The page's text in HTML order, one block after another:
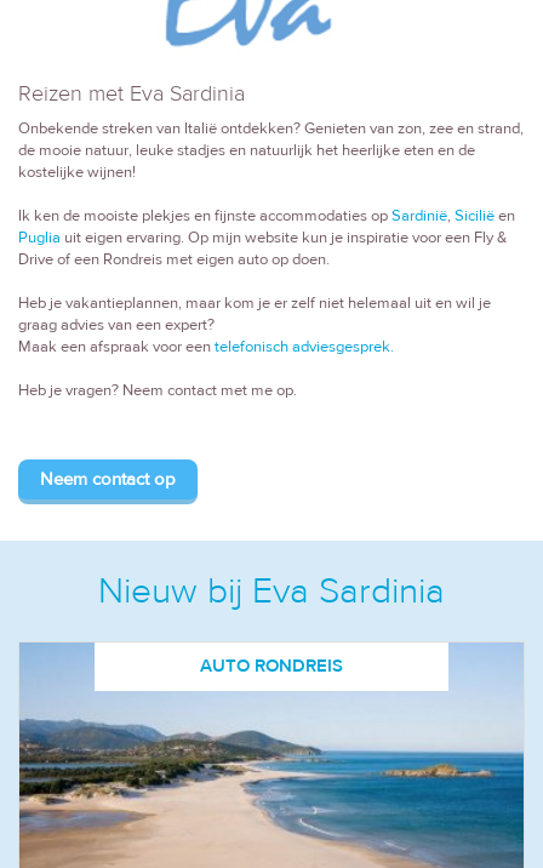
Reizen met Eva Sardinia
Onbekende streken van Italië ontdekken? Genieten van zon, zee en strand,
de mooie natuur, leuke stadjes en natuurlijk het heerlijke eten en de
kostelijke wijnen!
Ik ken de mooiste plekjes en fijnste accommodaties opSardinië, Siciliëen
Puglia uit eigen ervaring. Op mijn website kun je inspiratie voor een Fly &
Drive of een Rondreis met eigen auto op doen.
Heb je vakantieplannen, maar kom je er zelf niet helemaal uit en wil je
graag advies van een expert?
Maak een afspraak voor eentelefonisch adviesgesprek.
Heb je vragen? Neem contact met me op.
Neem contact op
Nieuw bij Eva Sardinia
AUTO RONDREIS